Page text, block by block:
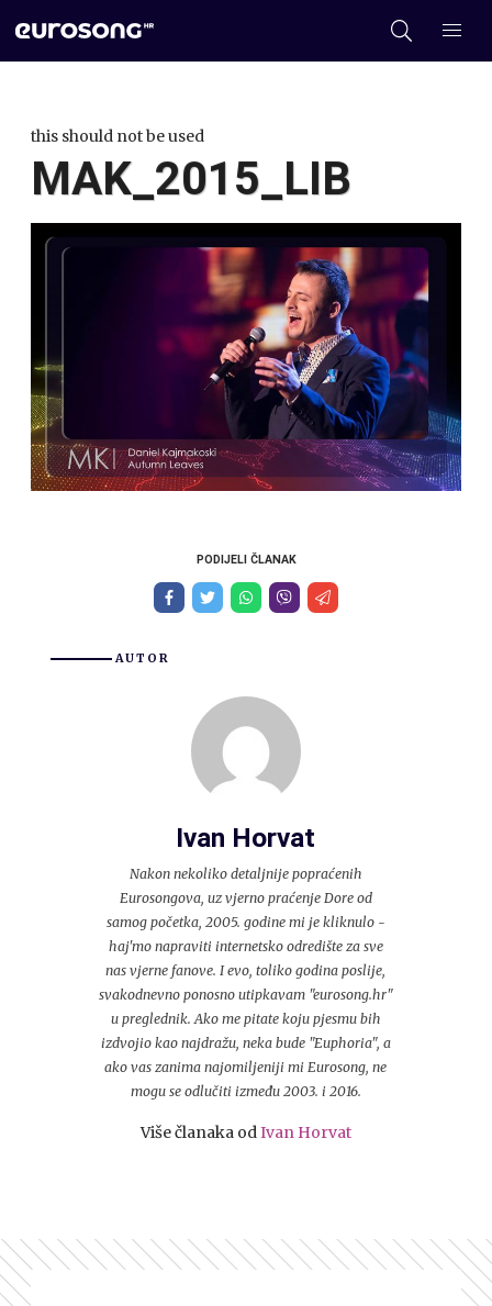
this should not be used
MAK_2015_LIB
PODIJELI ČLANAK
AUTOR
Ivan Horvat
Nakon nekoliko detaljnije popraćenih
Eurosongova, uz vjerno praćenje Dore od
samog početka, 2005. godine mi je kliknulo -
haj'mo napraviti internetsko odredište za sve
nas vjerne fanove. I evo, toliko godina poslije,
svakodnevno ponosno utipkavam "eurosong.hr"
u preglednik. Ako me pitate koju pjesmu bih
izdvojio kao najdražu, neka bude "Euphoria", a
ako vas zanima najomiljeniji mi Eurosong, ne
mogu se odlučiti između 2003. i 2016.
Više članaka odIvan Horvat